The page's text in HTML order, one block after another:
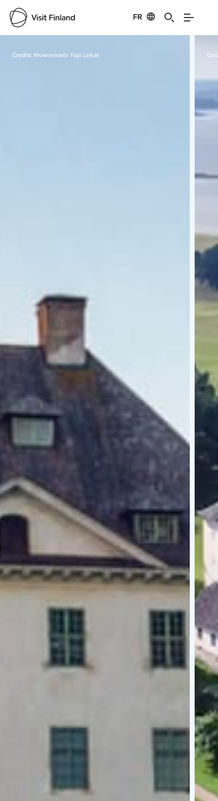
FR
Credits: Museovirasto Topi Leikas